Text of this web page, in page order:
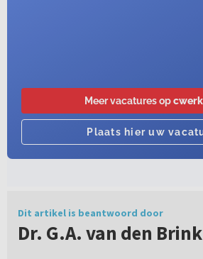
Dit artikel is beantwoord door
Dr. G.A. van den Brink